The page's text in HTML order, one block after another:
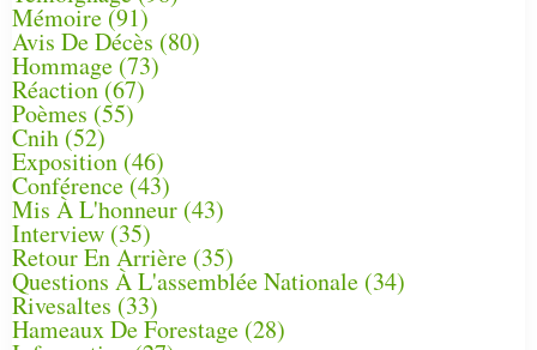
Mémoire (91)
Avis De Décès (80)
Hommage (73)
Réaction(67)
Poèmes (55)
Cnih (52)
Exposition (46)
Conférence(43)
Mis À L'honneur (43)
Interview (35)
Retour En Arrière (35)
Questions À L'assemblée Nationale (34)
Rivesaltes (33)
Hameaux De Forestage (28)